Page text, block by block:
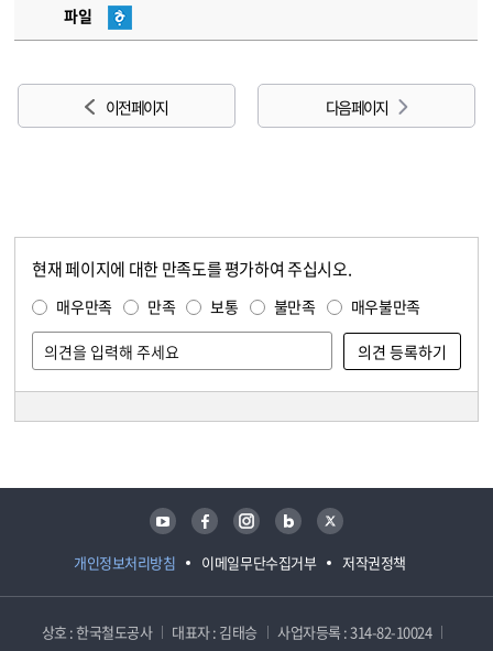
파일
이전 페이지 다음 페이지
현재 페이지에 대한 만족도를 평가하여 주십시오.
매우만족 만족 보통 불만족 매우불만족
개인정보처리방침 이메일무단수집거부 저작권정책
유튜브 페이스북 인스타그램 블로그 트위터
상호 : 한국철도공사 대표자 : 김태승
사업자등록 : 314-82-10024